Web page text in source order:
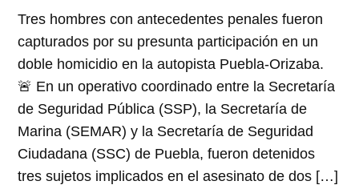
Tres hombres con antecedentes penales fueron
capturados por su presunta participación en un
doble homicidio en la autopista Puebla-Orizaba.
🚨 En un operativo coordinado entre la Secretaría
de Seguridad Pública (SSP), la Secretaría de
Marina (SEMAR) y la Secretaría de Seguridad
Ciudadana (SSC) de Puebla, fueron detenidos
tres sujetos implicados en el asesinato de dos […]